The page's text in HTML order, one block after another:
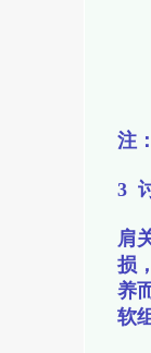
注
3
肩
损
养
软